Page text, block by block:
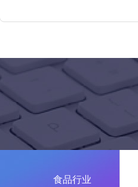
食品行业